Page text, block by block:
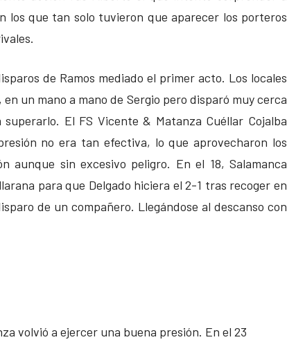
los que tan solo tuvieron que aparecer los porteros
de Ramos mediado el primer acto. Los locales
un mano a mano de Sergio pero disparó muy cerca
El FS Vicente & Matanza Cuéllar Cojalba
no era tan efectiva, lo que aprovecharon los
aunque sin excesivo peligro. En el 18, Salamanca
para que Delgado hiciera el 2-1 tras recoger en
de un compañero. Llegándose al descanso con
volvió a ejercer una buena presión. En el 23